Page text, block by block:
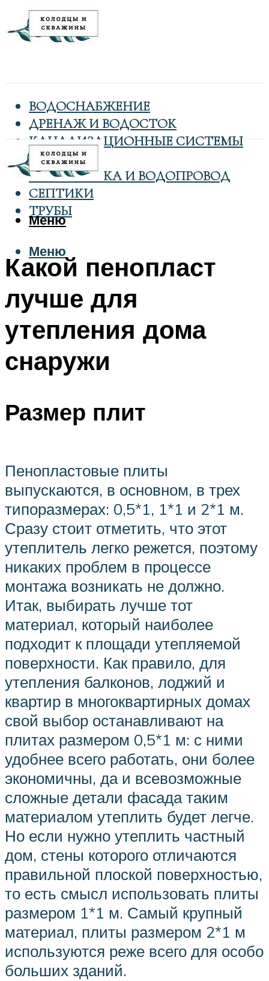
ВОДОСНАБЖЕНИЕ
ДРЕНАЖ И ВОДОСТОК
КАНАЛИЗАЦИОННЫЕ СИСТЕМЫ
КОЛОДЦЫ
САНТЕХНИКА И ВОДОПРОВОД
СЕПТИКИ
ТРУБЫ
Меню
Меню
Какой пенопласт
лучше для
утепления дома
снаружи
Размер плит
Пенопластовые плиты
выпускаются, в основном, в трех
типоразмерах: 0,5*1, 1*1 и 2*1 м.
Сразу стоит отметить, что этот
утеплитель легко режется, поэтому
никаких проблем в процессе
монтажа возникать не должно.
Итак, выбирать лучше тот
материал, который наиболее
подходит к площади утепляемой
поверхности. Как правило, для
утепления балконов, лоджий и
квартир в многоквартирных домах
свой выбор останавливают на
плитах размером 0,5*1 м: с ними
удобнее всего работать, они более
экономичны, да и всевозможные
сложные детали фасада таким
материалом утеплить будет легче.
Но если нужно утеплить частный
дом, стены которого отличаются
правильной плоской поверхностью,
то есть смысл использовать плиты
размером 1*1 м. Самый крупный
материал, плиты размером 2*1 м
используются реже всего для особо
больших зданий.